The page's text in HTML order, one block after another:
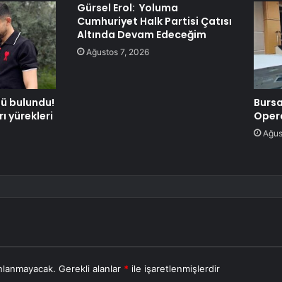
bulundu!
yürekleri
Gürsel Erol: Yoluma
Cumhuriyet Halk Partisi Çatısı
Altında Devam Edeceğim
Ağustos 7, 2026
Gerekli alanlar * ile işaretlenmişlerdir